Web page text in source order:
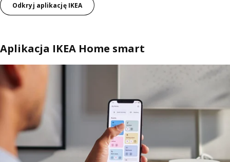
Odkryj aplikację IKEA
Aplikacja IKEA Home smart